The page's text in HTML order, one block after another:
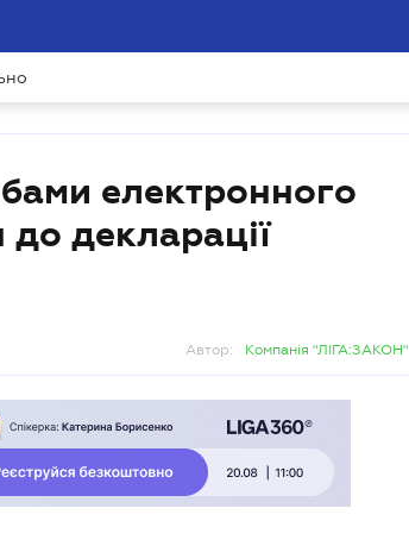
електронного
декларації
Автор: Компанія "ЛІГА:ЗАКОН"